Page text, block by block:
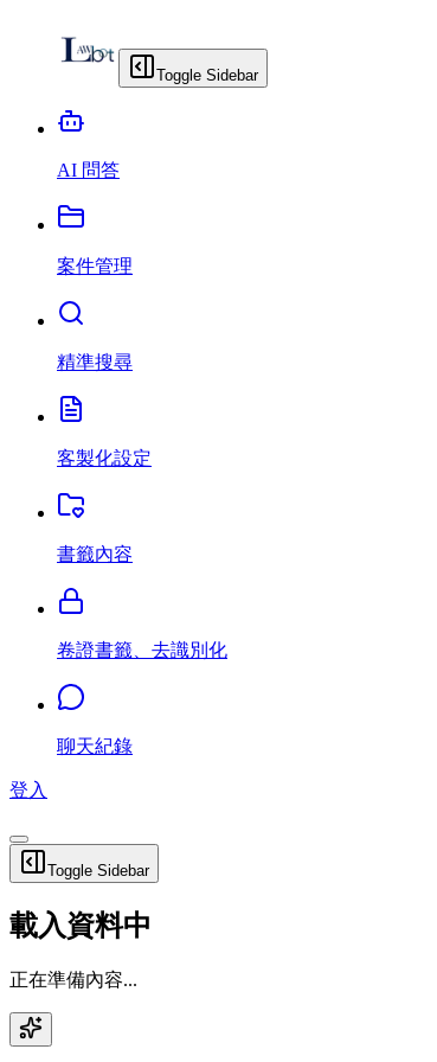
Toggle Sidebar
AI 問答
案件管理
精準搜尋
客製化設定
書籤內容
卷證書籤、去識別化
聊天紀錄
登入
Toggle Sidebar
載入資料中
正在準備內容...